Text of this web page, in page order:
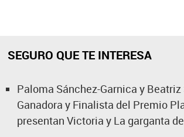
SEGURO QUE TE INTERESA
Paloma Sánchez-Garnica y Beatriz
Ganadora y Finalista del Premio
presentan Victoria y La garganta